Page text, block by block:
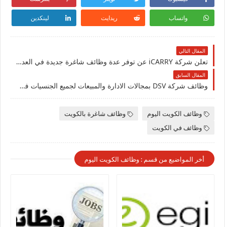
واتساب ريدايت لينكدين
المقال التالي
تعلن شركة iCARRY عن توفر عدة وظائف شاغرة جديدة في العديد من التخصصات للوافدين والمقيمين في الكويت
المقال السابق
وظائف شركة DSV بمجالات الادارة والمبيعات لجميع الجنسيات في الكويت
وظائف الكويت اليوم
وظائف شاغرة بالكويت
وظائف في الكويت
أخر المواضيع من قسم : وظائف الكويت اليوم